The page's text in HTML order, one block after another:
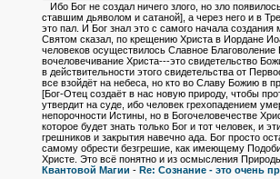
Ибо Бог не создал ничего злого, но зло
ставшим дьяволом и сатаной], а через него и в
это пал. И Бог знал это с самого начала
Святом сказал, по крещению Христа в Иордане
человеков осуществилось Славное
вочеловечивание Христа---это свидетельство
в действительности этого свидетельства от
все взойдёт на небеса, но кто во Славу Божию в
[Бог-Отец создаёт в нас новую природу, чтобы
утвердит на суде, ибо человек грехопадением
непорочности Истины, но в Богочеловечестве
которое будет знать только Бог и тот человек, и
грешников и закрытия навечно ада. Бог просто
самому обрести безгрешие, как имеющему
Христе. Это всё понятно и из осмысления
Квантовой Магии - Re: Сознание - это очень